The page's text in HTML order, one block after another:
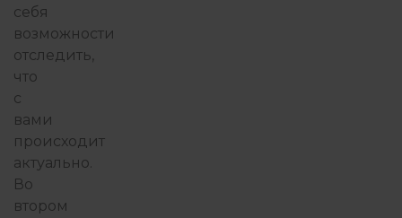
себя
возможности
отследить,
что
с
вами
происходит
актуально.
Во
втором